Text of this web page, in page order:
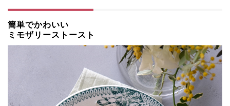
簡単でかわいい
ミモザリーストースト